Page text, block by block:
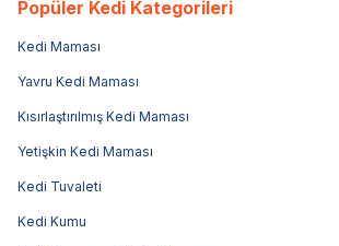
Popüler Kedi Kategorileri
Kedi Maması
Yavru Kedi Maması
Kısırlaştırılmış Kedi Maması
Yetişkin Kedi Maması
Kedi Tuvaleti
Kedi Kumu